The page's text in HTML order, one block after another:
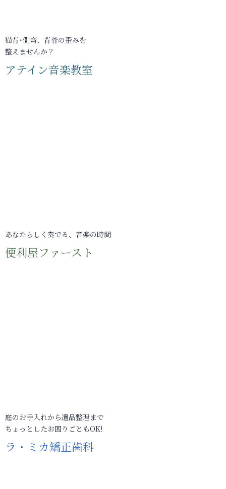
猫背･側弯、背骨の歪みを
整えませんか？
アテイン音楽教室
あなたらしく奏でる、音楽の時間
便利屋ファースト
庭のお手入れから遺品整理まで
ちょっとしたお困りごともOK!
ラ・ミカ矯正歯科